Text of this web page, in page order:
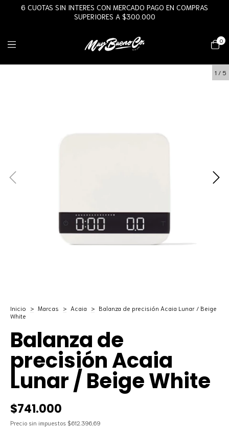
6 CUOTAS SIN INTERES CON MERCADO PAGO EN COMPRAS
SUPERIORES A $300.000
0
1 / 5
Inicio > Marcas > Acaia > Balanza de precisión Acaia Lunar / Beige
White
Balanza de
precisión Acaia
Lunar / Beige White
$741.000
Precio sin impuestos $612.396,69